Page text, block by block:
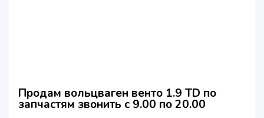
Продам вольцваген венто 1.9 TD по
запчастям звонить с 9.00 по 20.00